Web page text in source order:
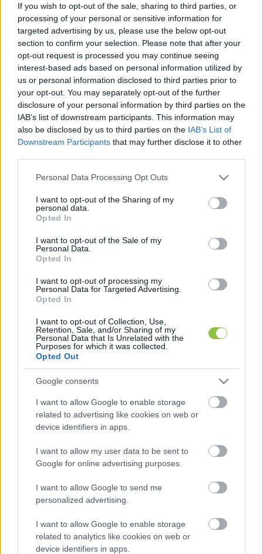
If you wish to opt-out of the sale, sharing to third parties, or
processing of your personal or sensitive information for
targeted advertising by us, please use the below opt-out
section to confirm your selection. Please note that after your
opt-out request is processed you may continue seeing
interest-based ads based on personal information utilized by
us or personal information disclosed to third parties prior to
your opt-out. You may separately opt-out of the further
disclosure of your personal information by third parties on the
IAB’s list of downstream participants. This information may
also be disclosed by us to third parties on the IAB’s List of
Downstream Participants that may further disclose it to other
Please note that this website/app uses one or more Google
not limited to your visit or usage behaviour. You may click to
grant or deny consent to Google and its third-party tags to
use your data for below specified purposes in below Google
consent section.
Personal Data Processing Opt Outs
I want to opt-out of the Sharing of my
personal data.
Opted In
I want to opt-out of the Sale of my
Personal Data.
Opted In
I want to opt-out of processing my
Personal Data for Targeted Advertising.
Opted In
I want to opt-out of Collection, Use,
Retention, Sale, and/or Sharing of my
Personal Data that Is Unrelated with the
Purposes for which it was collected.
Opted Out
Google consents
I want to allow Google to enable storage
related to advertising like cookies on web or
device identifiers in apps.
I want to allow my user data to be sent to
Google for online advertising purposes.
I want to allow Google to send me
personalized advertising.
I want to allow Google to enable storage
related to analytics like cookies on web or
device identifiers in apps.
Telex
„Ukrajna az áldozat, Oroszország a
brutális agresszor” – jelentette ki Magyar Péter.
Magyar kedden röviden beszélt az ukrán
elnökkel is a csúcstalálkozó alatt és
megállapodtak abban, hogy hamarosan
kétoldalú találkozót tartanak. Ez a találkozó már
azóta tervben van, hogy Magyarország és
Ukrajna megállapodást kötött a kárpátaljai
kisebbség jogainak védelméről, amely biztosítja
a magyar nyelvű oktatást és a magyar nemzeti
szimbólumok és a magyar nyelv hivatali
használatát Kárpátalja magyar közösség által
Ennek helye és időpontja azonban még nem
szorgalmazna, ettől az ukrán fél nem zárkózott
el - számolt be a Telex
A kormányfő kijelentette, hogy Magyarország a
NATO megbízható szövetségese, amely
elkötelezett a katonai szövetség vállalásának
teljesítésében, azaz abban, hogy védelmi
költségvetését 2035-re a GDP öt százalékára
növeli.